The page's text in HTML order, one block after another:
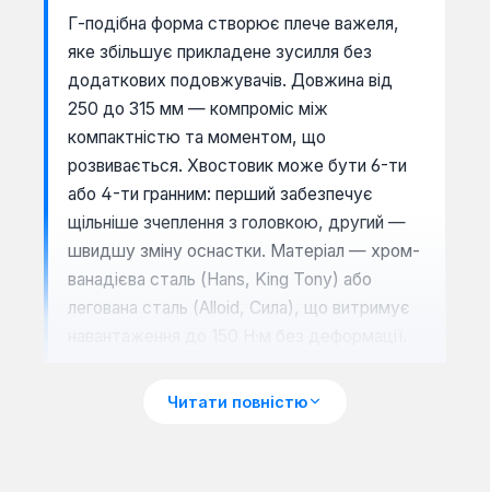
Г-подібна форма створює плече важеля,
яке збільшує прикладене зусилля без
додаткових подовжувачів. Довжина від
250 до 315 мм — компроміс між
компактністю та моментом, що
розвивається. Хвостовик може бути 6-ти
або 4-ти гранним: перший забезпечує
щільніше зчеплення з головкою, другий —
швидшу зміну оснастки. Матеріал — хром-
ванадієва сталь (Hans, King Tony) або
легована сталь (Alloid, Сила), що витримує
Читати повністю